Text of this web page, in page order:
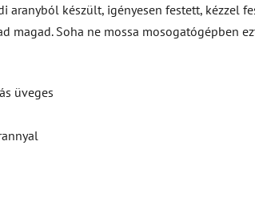
aranyból készült, igényesen festett, kézzel
magad. Soha ne mossa mosogatógépben
üveges